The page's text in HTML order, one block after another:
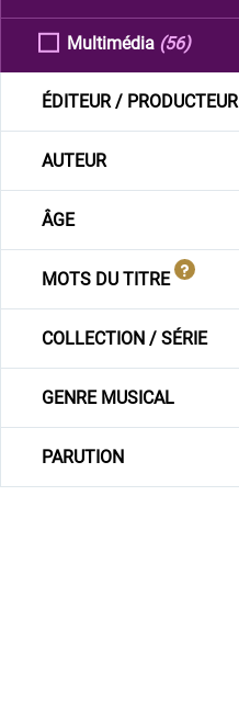
Multimédia (56)
ÉDITEUR / PRODUCTEUR
AUTEUR
ÂGE
MOTS DU TITRE
COLLECTION / SÉRIE
GENRE MUSICAL
PARUTION